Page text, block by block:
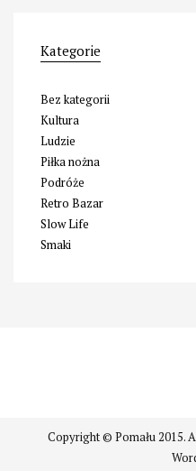
Kategorie
Bez kategorii
Kultura
Ludzie
Piłka nożna
Podróże
Retro Bazar
Slow Life
Smaki
Copyright © Pomału 2015.